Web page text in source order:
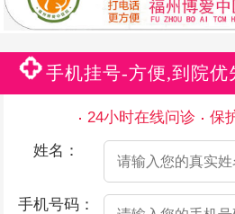
手机挂号-方便,到院优
24小时在线问诊
保
姓名：
手机号码：